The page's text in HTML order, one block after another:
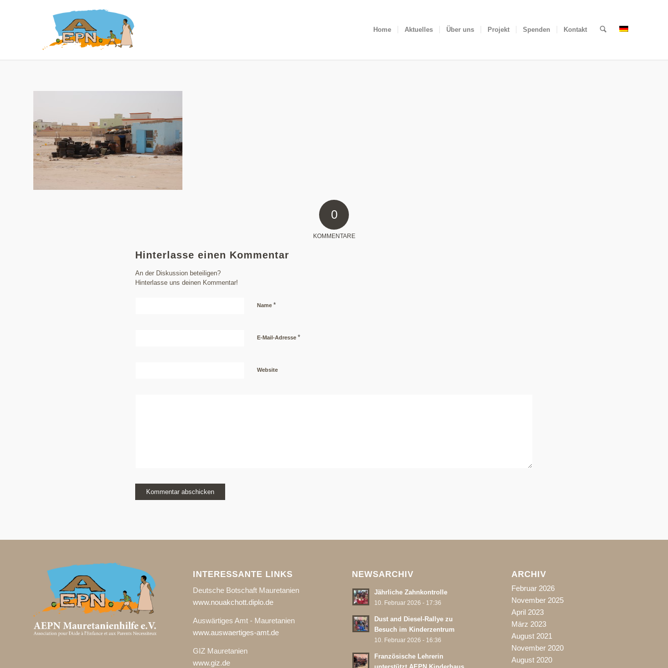
Home Aktuelles Über uns Projekt Spenden Kontakt
0
KOMMENTARE
Hinterlasse einen Kommentar
An der Diskussion beteiligen?
Hinterlasse uns deinen Kommentar!
Name *
E-Mail-Adresse *
Website
INTERESSANTE LINKS
Deutsche Botschaft Mauretanien
www.nouakchott.diplo.de
Auswärtiges Amt - Mauretanien
www.auswaertiges-amt.de
GIZ Mauretanien
www.giz.de
NEWSARCHIV
Jährliche Zahnkontrolle
10. Februar 2026 - 17:36
Dust and Diesel-Rallye zu
Besuch im Kinderzentrum
10. Februar 2026 - 16:36
Französische Lehrerin
ARCHIV
Februar 2026
November 2025
April 2023
März 2023
August 2021
November 2020
August 2020